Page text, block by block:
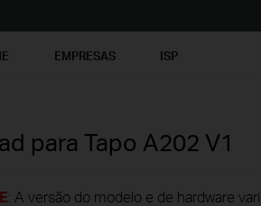
EMPRESAS ISP
para Tapo A202 V1
: A versão do modelo e de hardware